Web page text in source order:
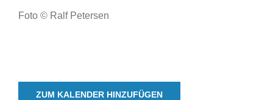
Foto © Ralf Petersen
ZUM KALENDER HINZUFÜGEN